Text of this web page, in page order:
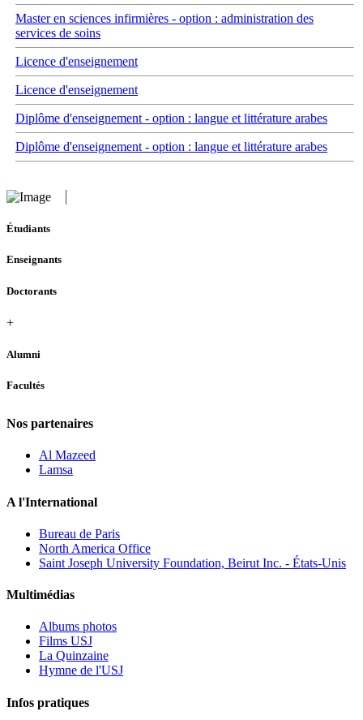
Master en sciences infirmières - option : administration des
services de soins
Licence d'enseignement
Licence d'enseignement
Diplôme d'enseignement - option : langue et littérature arabes
Diplôme d'enseignement - option : langue et littérature arabes
Étudiants
Enseignants
Doctorants
+
Alumni
Facultés
Nos partenaires
Al Mazeed
Lamsa
A l'International
Bureau de Paris
North America Office
Saint Joseph University Foundation, Beirut Inc. - États-Unis
Multimédias
Albums photos
Films USJ
La Quinzaine
Hymne de l'USJ
Infos pratiques